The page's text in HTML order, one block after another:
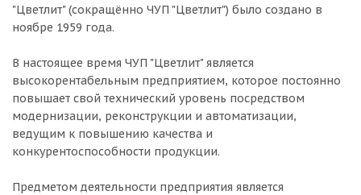
"Цветлит" (сокращённо ЧУП "Цветлит") было создано в
ноябре 1959 года.
В настоящее время ЧУП "Цветлит" является
высокорентабельным предприятием, которое постоянно
повышает свой технический уровень посредством
модернизации, реконструкции и автоматизации,
ведущим к повышению качества и
конкурентоспособности продукции.
Предметом деятельности предприятия является